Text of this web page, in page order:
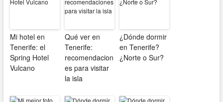
Mi hotel en
Tenerife: el
Spring Hotel
Vulcano
Qué ver en
Tenerife:
recomendacion
es para visitar
la isla
¿Dónde dormir
en Tenerife?
¿Norte o Sur?